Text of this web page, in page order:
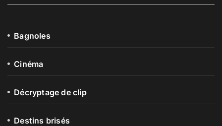
Bagnoles
Cinéma
Décryptage de clip
Destins brisés